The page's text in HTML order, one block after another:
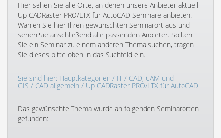
Hier sehen Sie alle Orte, an denen unsere Anbieter aktuell
Up CADRaster PRO/LTX für AutoCAD Seminare anbieten.
Wählen Sie hier Ihren gewünschten Seminarort aus und
sehen Sie anschließend alle passenden Anbieter. Sollten
Sie ein Seminar zu einem anderen Thema suchen, tragen
Sie dieses bitte oben in das Suchfeld ein.
Sie sind hier: Hauptkategorien / IT/ CAD, CAM und
GIS / CAD allgemein / Up CADRaster PRO/LTX für AutoCAD
Das gewünschte Thema wurde an folgenden Seminarorten
gefunden: